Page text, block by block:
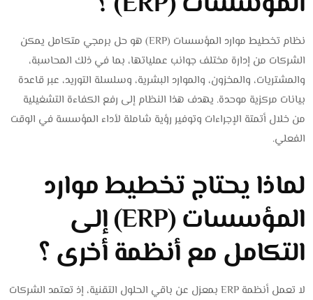
نظام تخطيط موارد المؤسسات (ERP) هو حل برمجي متكامل يمكن
الشركات من إدارة مختلف جوانب عملياتها، بما في ذلك المحاسبة،
والمشتريات، والمخزون، والموارد البشرية، وسلسلة التوريد، عبر قاعدة
بيانات مركزية موحدة. يهدف هذا النظام إلى رفع الكفاءة التشغيلية
من خلال أتمتة الإجراءات وتوفير رؤية شاملة لأداء المؤسسة في الوقت
الفعلي.
لماذا يحتاج تخطيط موارد
المؤسسات (ERP) إلى
التكامل مع أنظمة أخرى ؟
لا تعمل أنظمة ERP بمعزل عن باقي الحلول التقنية، إذ تعتمد الشركات